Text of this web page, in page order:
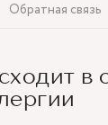
Обратная связь
в